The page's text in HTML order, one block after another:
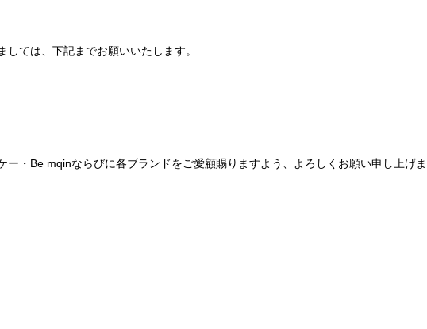
ては、下記までお願いいたします。
・Be mqinならびに各ブランドをご愛顧賜りますよう、よろしくお願い申し上げま